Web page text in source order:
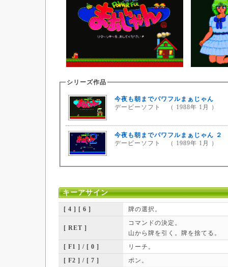
シリーズ作品
今夜も朝までパワフルまぁじゃん
デービーソフト （ 1988年 1月 ）
今夜も朝までパワフルまぁじゃん ２
デービーソフト （ 1989年 1月 ）
キーアサイン
[ 4 ] [ 6 ] 牌の選択。
[ RET ]
コマンドの決定。
山から牌を引く。牌を捨てる。
[ F1 ] / [ 0 ]
リーチ。
[ F2 ] / [ 7 ]
ポン。